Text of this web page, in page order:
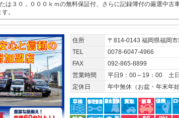
は３０，０００ｋｍの無料保証付、さらに記録簿付の厳選中古
。
住所
〒814-0143 福岡県福岡
TEL
0078-6047-4966
FAX
092-865-8899
営業時間
平日9：00～19：00 土
定休日
年中無休（お盆・年末年